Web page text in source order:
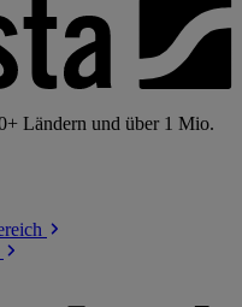
Ländern und über 1 Mio.